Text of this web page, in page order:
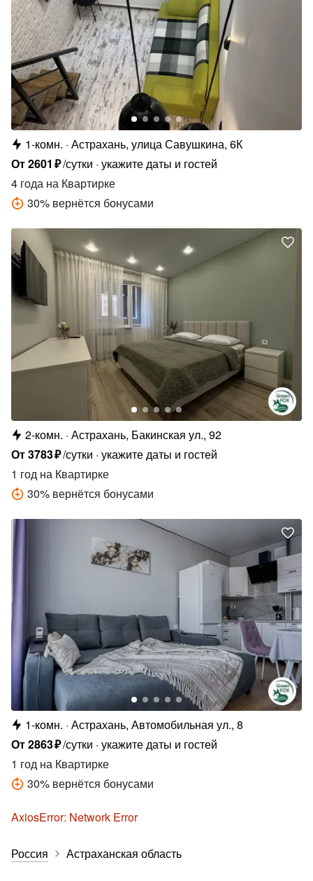
1-комн. Астрахань, улица Савушкина, 6К
От2601 ₽/сутки укажите даты и гостей
4 года на Квартирке
30% вернётся бонусами
2-комн. Астрахань, Бакинская ул., 92
От3783₽/сутки укажите даты и гостей
1 год на Квартирке
30% вернётся бонусами
1-комн. Астрахань, Автомобильная ул., 8
От2863₽/сутки укажите даты и гостей
1 год на Квартирке
30% вернётся бонусами
AxiosError: Network Error
Россия Астраханская область